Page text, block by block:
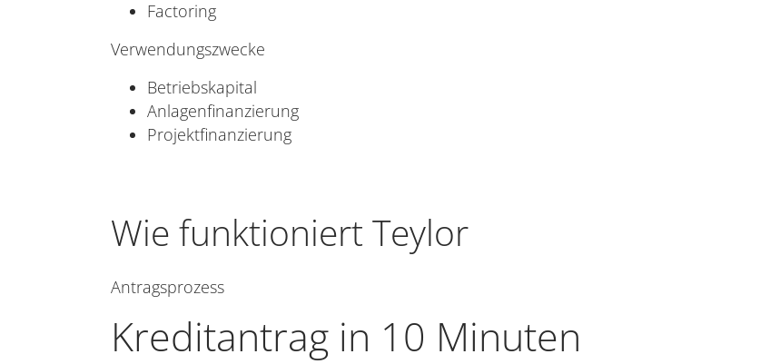
Factoring
Verwendungszwecke
Betriebskapital
Anlagenfinanzierung
Projektfinanzierung
Wie funktioniert Teylor
Antragsprozess
Kreditantrag in 10 Minuten